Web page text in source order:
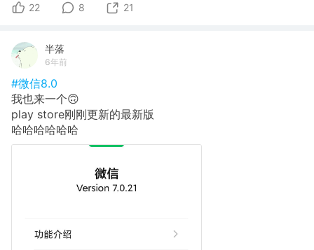
22 8 21
半落
6年前
#微信8.0
我也来一个🙃
play store刚刚更新的最新版
哈哈哈哈哈哈